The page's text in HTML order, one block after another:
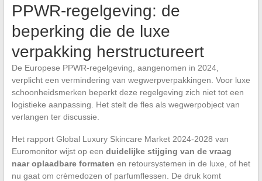
PPWR-regelgeving: de
beperking die de luxe
verpakking herstructureert
De Europese PPWR-regelgeving, aangenomen in 2024,
verplicht een vermindering van wegwerpverpakkingen. Voor luxe
schoonheidsmerken beperkt deze regelgeving zich niet tot een
logistieke aanpassing. Het stelt de fles als wegwerpobject van
verlangen ter discussie.
Het rapport Global Luxury Skincare Market 2024-2028 van
Euromonitor wijst op een duidelijke stijging van de vraag
naar oplaadbare formaten en retoursystemen in de luxe, of het
nu gaat om crèmedozen of parfumflessen. De druk komt